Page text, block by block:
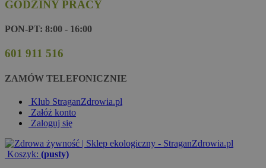
GODZINY PRACY
PON-PT: 8:00 - 16:00
601 911 516
ZAMÓW TELEFONICZNIE
Klub StraganZdrowia.pl
Załóż konto
Zaloguj się
Koszyk: (pusty)